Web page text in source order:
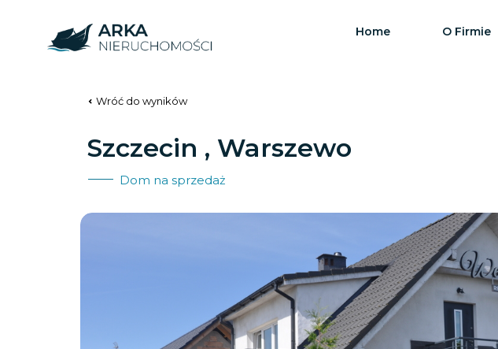
Home O Firmie
Wróć do wyników
Szczecin , Warszewo
Dom na sprzedaż